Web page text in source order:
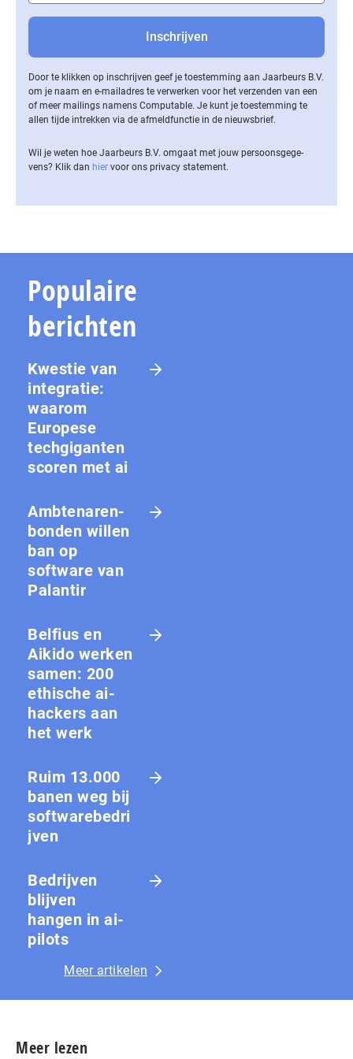
Door te klikken op inschrijven geef je toestemming aan Jaarbeurs B.V.
om je naam en e-mailadres te verwerken voor het verzenden van een
of meer mailings namens Computable. Je kunt je toestemming te
allen tijde intrekken via de af­meld­func­tie in de nieuwsbrief.
Wil je weten hoe Jaarbeurs B.V. omgaat met jouw per­soons­ge­ge­
vens? Klik dan hier voor ons privacy statement.
Populaire
berichten
Kwestie van
integratie:
waarom
Europese
techgiganten
scoren met ai
Amb­te­na­ren­
bon­den willen
ban op
software van
Palantir
Belfius en
Aikido werken
samen: 200
ethische ai-
hackers aan
het werk
Ruim 13.000
banen weg bij
softwarebedri
jven
Bedrijven
blijven
hangen in ai-
pilots
Meer artikelen
Meer lezen